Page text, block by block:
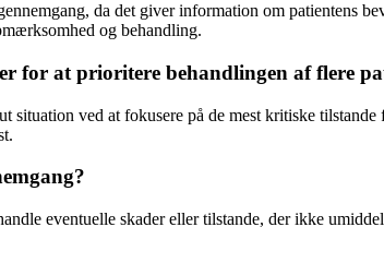
da det giver information om patientens
og behandling.
for at prioritere behandlingen af flere
ved at fokusere på de mest kritiske
eventuelle skader eller tilstande, der ikke